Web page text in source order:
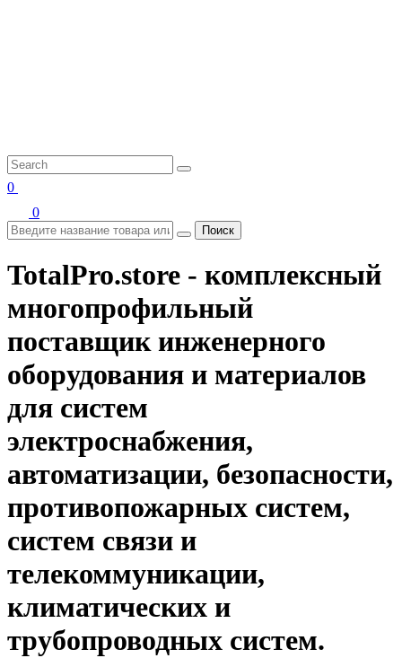
0
0
Поиск
TotalPro.store - комплексный
многопрофильный
поставщик инженерного
оборудования и материалов
для систем
электроснабжения,
автоматизации, безопасности,
противопожарных систем,
систем связи и
телекоммуникации,
климатических и
трубопроводных систем.